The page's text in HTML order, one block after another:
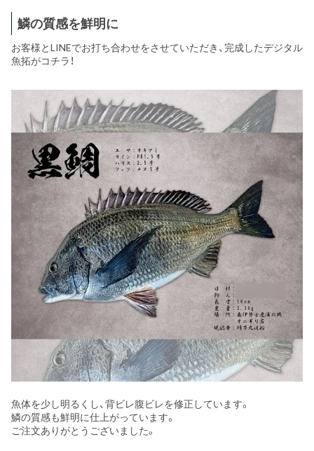
鱗の質感を鮮明に
お客様とLINEでお打ち合わせをさせていただき、完成したデジタル
魚拓がコチラ！
魚体を少し明るくし、背ビレ腹ビレを修正しています。
鱗の質感も鮮明に仕上がっています。
ご注文ありがとうございました。